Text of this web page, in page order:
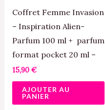
Coffret Femme Invasion
– Inspiration Alien-
Parfum 100 ml + parfum
format pocket 20 ml –
15,90 €
AJOUTER AU
PANIER